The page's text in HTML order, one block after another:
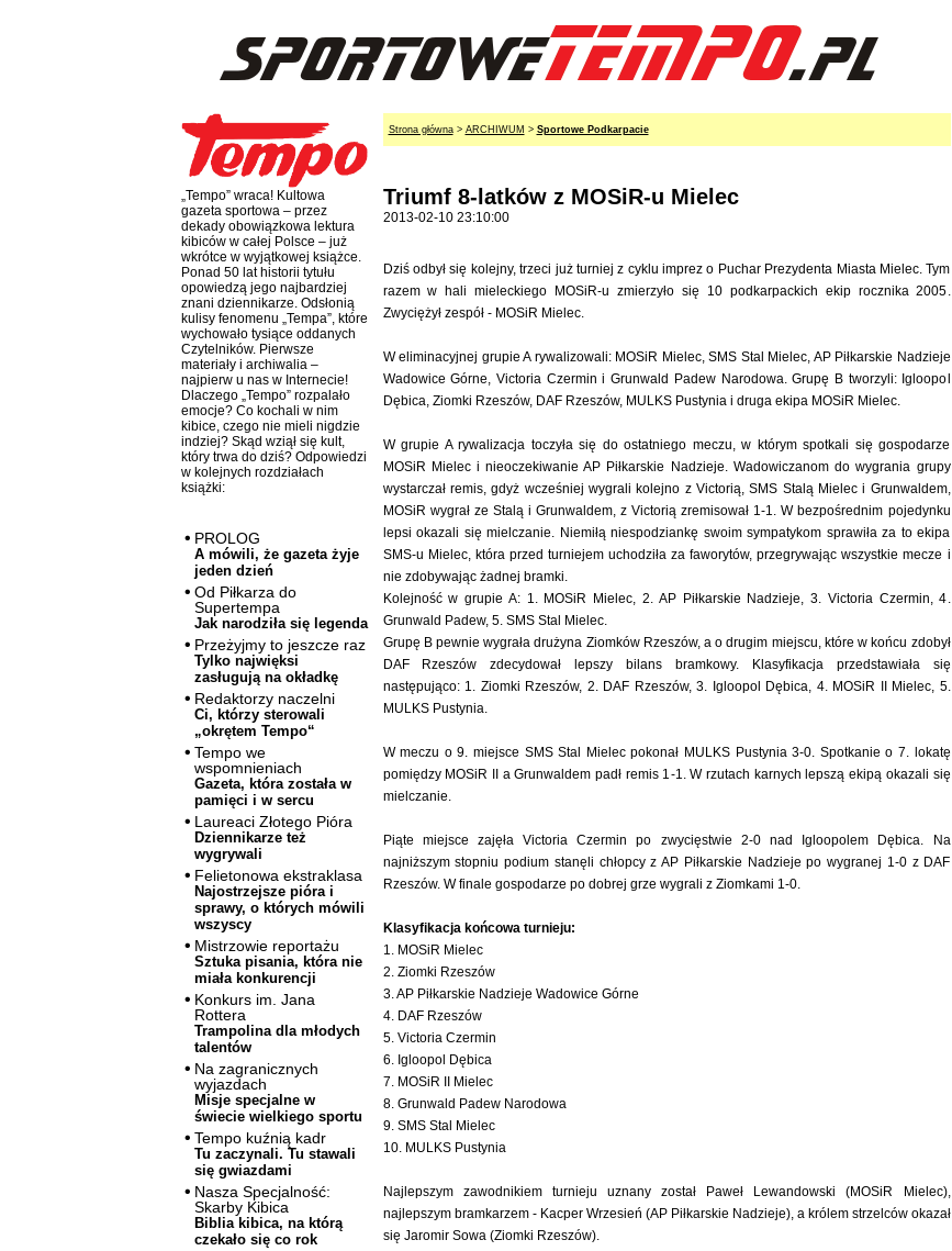
„Tempo” wraca! Kultowa
gazeta sportowa – przez
dekady obowiązkowa lektura
kibiców w całej Polsce – już
wkrótce w wyjątkowej książce.
Ponad 50 lat historii tytułu
opowiedzą jego najbardziej
znani dziennikarze. Odsłonią
kulisy fenomenu „Tempa”, które
wychowało tysiące oddanych
Czytelników. Pierwsze
materiały i archiwalia –
najpierw u nas w Internecie!
Dlaczego „Tempo” rozpalało
emocje? Co kochali w nim
kibice, czego nie mieli nigdzie
indziej? Skąd wziął się kult,
który trwa do dziś? Odpowiedzi
w kolejnych rozdziałach
książki:
PROLOG
A mówili, że gazeta żyje
jeden dzień
Od Piłkarza do
Supertempa
Jak narodziła się legenda
Przeżyjmy to jeszcze raz
Tylko najwięksi
zasługują na okładkę
Redaktorzy naczelni
Ci, którzy sterowali
„okrętem Tempo“
Tempo we
wspomnieniach
Gazeta, która została w
pamięci i w sercu
Laureaci Złotego Pióra
Dziennikarze też
wygrywali
Felietonowa ekstraklasa
Najostrzejsze pióra i
sprawy, o których mówili
wszyscy
Mistrzowie reportażu
Sztuka pisania, która nie
miała konkurencji
Konkurs im. Jana
Rottera
Trampolina dla młodych
talentów
Na zagranicznych
wyjazdach
Misje specjalne w
świecie wielkiego sportu
Tempo kuźnią kadr
Tu zaczynali. Tu stawali
się gwiazdami
Nasza Specjalność:
Skarby Kibica
Biblia kibica, na którą
czekało się co rok
Strona główna> ARCHIWUM > Sportowe Podkarpacie
Triumf 8-latków z MOSiR-u Mielec
2013-02-10 23:10:00
Dziś odbył się kolejny, trzeci już turniej z cyklu imprez o Puchar Prezydenta Miasta Mielec. Tym
razem w hali mieleckiego MOSiR-u zmierzyło się 10 podkarpackich ekip rocznika 2005.
Zwyciężył zespół - MOSiR Mielec.
W eliminacyjnej grupie A rywalizowali: MOSiR Mielec, SMS Stal Mielec, AP Piłkarskie Nadzieje
Wadowice Górne, Victoria Czermin i Grunwald Padew Narodowa. Grupę B tworzyli: Igloopol
Dębica, Ziomki Rzeszów, DAF Rzeszów, MULKS Pustynia i druga ekipa MOSiR Mielec.
W grupie A rywalizacja toczyła się do ostatniego meczu, w którym spotkali się gospodarze
MOSiR Mielec i nieoczekiwanie AP Piłkarskie Nadzieje. Wadowiczanom do wygrania grupy
wystarczał remis, gdyż wcześniej wygrali kolejno z Victorią, SMS Stalą Mielec i Grunwaldem,
MOSiR wygrał ze Stalą i Grunwaldem, z Victorią zremisował 1-1. W bezpośrednim pojedynku
lepsi okazali się mielczanie. Niemiłą niespodziankę swoim sympatykom sprawiła za to ekipa
SMS-u Mielec, która przed turniejem uchodziła za faworytów, przegrywając wszystkie mecze i
nie zdobywając żadnej bramki.
Kolejność w grupie A: 1. MOSiR Mielec, 2. AP Piłkarskie Nadzieje, 3. Victoria Czermin, 4.
Grunwald Padew, 5. SMS Stal Mielec.
Grupę B pewnie wygrała drużyna Ziomków Rzeszów, a o drugim miejscu, które w końcu zdobył
DAF Rzeszów zdecydował lepszy bilans bramkowy. Klasyfikacja przedstawiała się
następująco: 1. Ziomki Rzeszów, 2. DAF Rzeszów, 3. Igloopol Dębica, 4. MOSiR II Mielec, 5.
MULKS Pustynia.
W meczu o 9. miejsce SMS Stal Mielec pokonał MULKS Pustynia 3-0. Spotkanie o 7. lokatę
pomiędzy MOSiR II a Grunwaldem padł remis 1-1. W rzutach karnych lepszą ekipą okazali się
mielczanie.
Piąte miejsce zajęła Victoria Czermin po zwycięstwie 2-0 nad Igloopolem Dębica. Na
najniższym stopniu podium stanęli chłopcy z AP Piłkarskie Nadzieje po wygranej 1-0 z DAF
Rzeszów. W finale gospodarze po dobrej grze wygrali z Ziomkami 1-0.
Klasyfikacja końcowa turnieju:
1. MOSiR Mielec
2. Ziomki Rzeszów
3. AP Piłkarskie Nadzieje Wadowice Górne
4. DAF Rzeszów
5. Victoria Czermin
6. Igloopol Dębica
7. MOSiR II Mielec
8. Grunwald Padew Narodowa
9. SMS Stal Mielec
10. MULKS Pustynia
Najlepszym zawodnikiem turnieju uznany został Paweł Lewandowski (MOSiR Mielec),
najlepszym bramkarzem - Kacper Wrzesień (AP Piłkarskie Nadzieje), a królem strzelców okazał
się Jaromir Sowa (Ziomki Rzeszów).